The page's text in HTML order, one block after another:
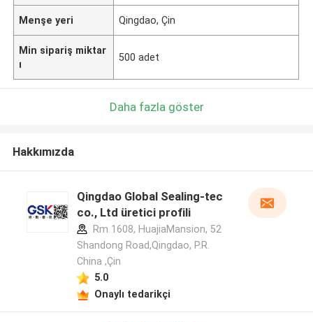
Menşe yeri Qingdao, Çin
Min sipariş miktar
ı
500 adet
Daha fazla göster
Hakkımızda
Qingdao Global Sealing-tec
co., Ltd üretici profili
Rm 1608, HuajiaMansion, 52
Shandong Road,Qingdao, P.R.
China ,Çin
5.0
Onaylı tedarikçi